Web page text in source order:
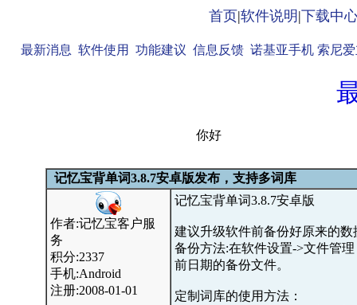
首页|软件说明 |下载中
最新消息 软件使用 功能建议 信息反馈 诺基亚手机 索尼
你好
记忆宝背单词3.8.7安卓版发布，支持多词库
作者:记忆宝客户服
务
积分:2337
手机:Android
注册:2008-01-01
记忆宝背单词3.8.7安卓版
建议升级软件前备份好原来的
备份方法:在软件设置->文件管
前日期的备份文件。
定制词库的使用方法：